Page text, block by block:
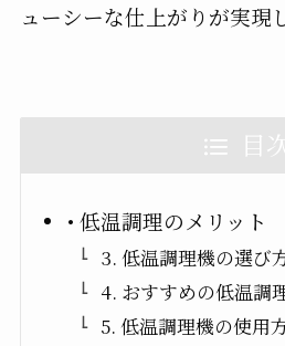
ューシーな仕上がりが実現
目
• 低温調理のメリット
3. 低温調理機の選び
4. おすすめの低温調
5. 低温調理機の使用